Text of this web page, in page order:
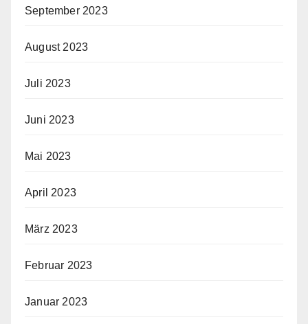
September 2023
August 2023
Juli 2023
Juni 2023
Mai 2023
April 2023
März 2023
Februar 2023
Januar 2023